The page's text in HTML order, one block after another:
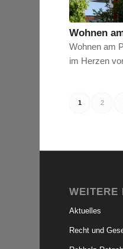
Wohnen
Wohnen am
im Herzen
1 2
WEITERE
Aktuelles
Recht und